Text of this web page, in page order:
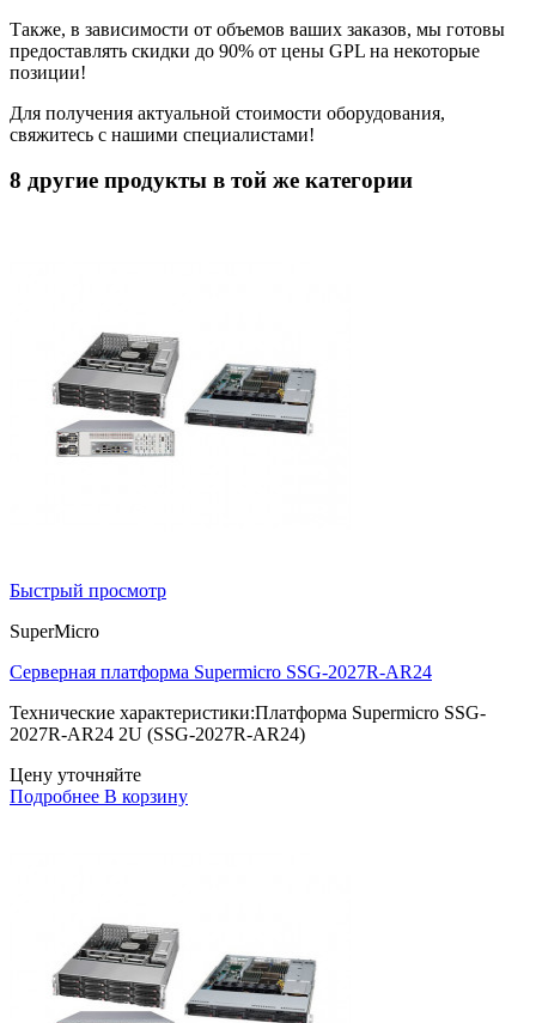
Также, в зависимости от объемов ваших заказов, мы готовы
предоставлять скидки до 90% от цены GPL на некоторые
позиции!
Для получения актуальной стоимости оборудования,
свяжитесь с нашими специалистами!
8 другие продукты в той же категории
Быстрый просмотр
SuperMicro
Серверная платформа Supermicro SSG-2027R-AR24
Технические характеристики:Платформа Supermicro SSG-
2027R-AR24 2U (SSG-2027R-AR24)
Цену уточняйте
Подробнее В корзину